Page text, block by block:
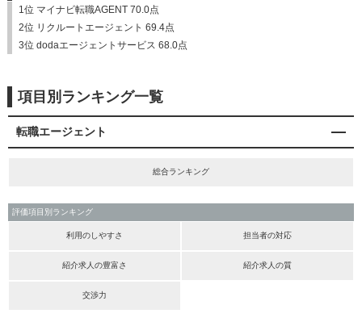
1位 マイナビ転職AGENT 70.0点
2位 リクルートエージェント 69.4点
3位 dodaエージェントサービス 68.0点
項目別ランキング一覧
転職エージェント
総合ランキング
評価項目別ランキング
利用のしやすさ 担当者の対応
紹介求人の豊富さ 紹介求人の質
交渉力